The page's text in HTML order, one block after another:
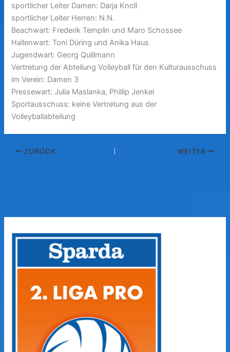
sportlicher Leiter Damen: Darja Knoll
sportlicher Leiter Herren: N.N.
Beachwart: Frederik Templin und Maro Schossee
Hallenwart: Toni Düring und Anika Haus
Jugendwart: Georg Quillmann
Vertretung der Abteilung Volleyball für den Kulturausschuss
im Verein: Damen 3
Pressewart: Julia Maslanka, Phillip Jenkel
Sportausschuss: keine Vertretung aus der
Volleyballabteilung
ZURÜCK WEITER